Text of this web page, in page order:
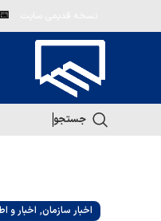
جستجو
اخبار سازمان, اخبار و